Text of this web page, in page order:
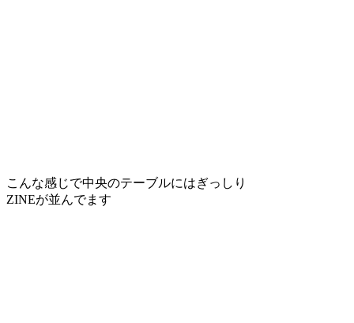
こんな感じで中央のテーブルにはぎっしり
ZINEが並んでます